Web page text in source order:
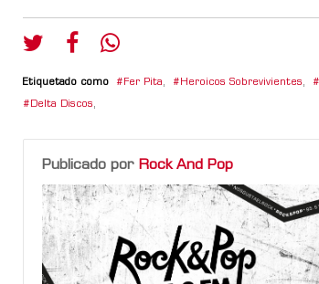
Etiquetado como Fer Pita, Heroicos Sobrevivientes,
Delta Discos,
Publicado por Rock And Pop